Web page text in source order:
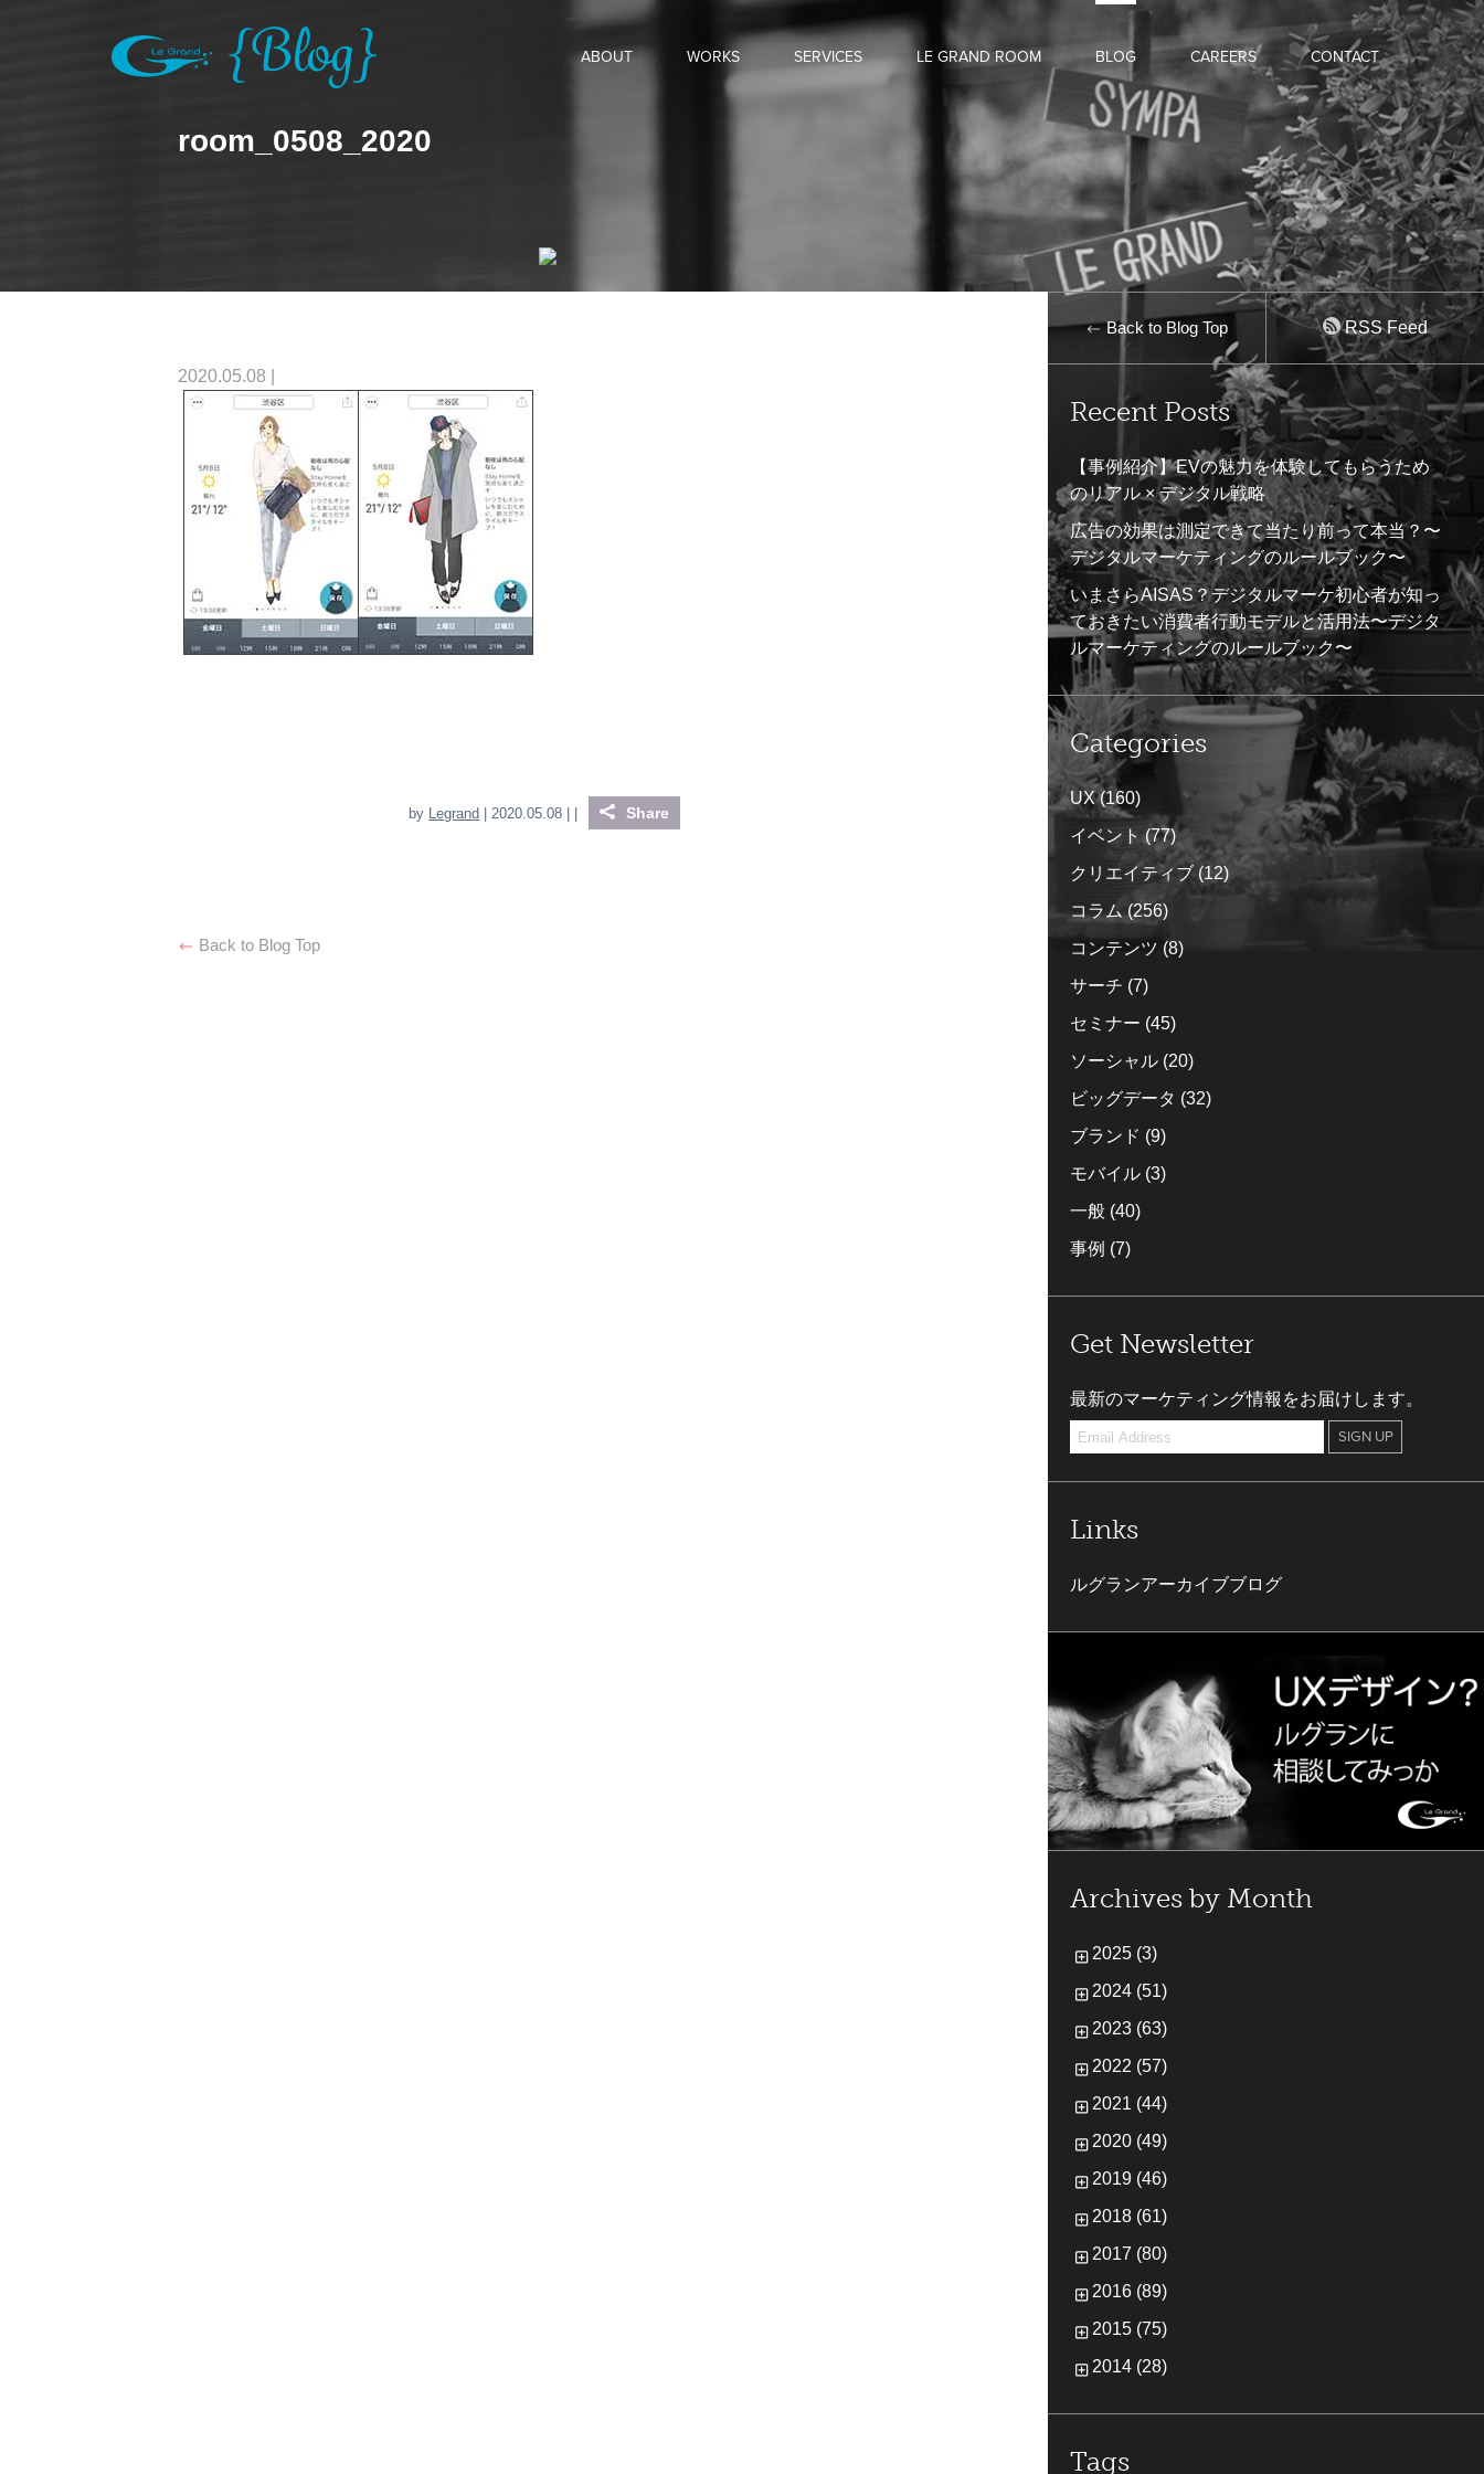
ABOUT WORKS SERVICES LE GRAND ROOM BLOG CAREERS CONTACT
room_0508_2020
2020.05.08
by Legrand | 2020.05.08 | Share
Back to Blog Top
Back to Blog Top RSS Feed
Recent Posts
【事例紹介】EVの魅力を体験してもらうため
のリアル × デジタル戦略
広告の効果は測定できて当たり前って本当？〜
デジタルマーケティングのルールブック〜
いまさらAISAS？デジタルマーケ初心者が知っ
ておきたい消費者行動モデルと活用法〜デジタ
ルマーケティングのルールブック〜
Categories
UX(160)
イベント(77)
クリエイティブ(12)
コラム (256)
コンテンツ (8)
サーチ (7)
セミナー (45)
ソーシャル (20)
ビッグデータ (32)
ブランド (9)
モバイル (3)
一般 (40)
事例 (7)
Get Newsletter
最新のマーケティング情報をお届けします。
Links
ルグランアーカイブブログ
Archives by Month
2025 (3)
2024 (51)
2023 (63)
2022 (57)
2021 (44)
2020 (49)
2019 (46)
2018 (61)
2017 (80)
2016 (89)
2015 (75)
2014 (28)
Tags